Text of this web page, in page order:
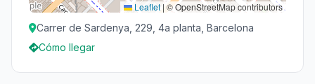
Leaflet | © OpenStreetMap contributors
Carrer de Sardenya, 229, 4a planta, Barcelona
Cómo llegar